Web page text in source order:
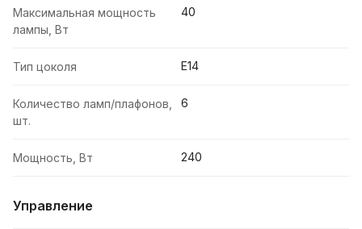
Максимальная мощность
лампы, Вт
40
Тип цоколя E14
Количество ламп/плафонов,
шт.
6
Мощность, Вт 240
Управление